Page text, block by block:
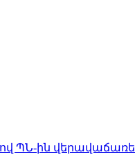
ՊՆ-ին